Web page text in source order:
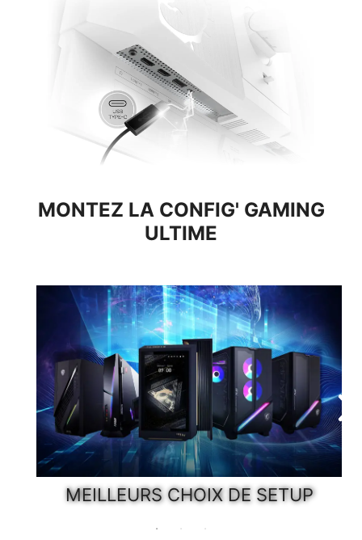
HDMI™ 2.0
18 Gb/s
HDMI™ 2.1
48Gbps
Bande passante totale jusqu'à 48 Gb/s, support de la
fonction VRR et compatibilité totale avec les consoles
MONTEZ LA CONFIG' GAMING
ULTIME
MEILLEURS CHOIX DE SETUP